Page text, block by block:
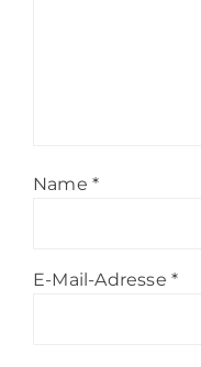
Name *
E-Mail-Adresse *